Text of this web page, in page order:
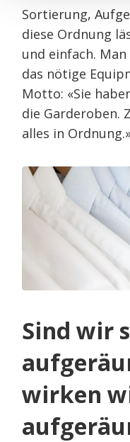
Sortierung,
diese Ordnung
und einfach.
das nötige
Motto: «Sie
die Garderoben.
alles in
Sind wir
wirken